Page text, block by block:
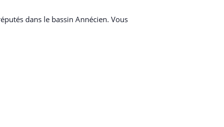
dans le bassin Annécien. Vous